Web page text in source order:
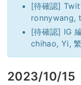
[待確認]
ronnywang,
[待確認] IG
chihao, Yi,
2023/10/15